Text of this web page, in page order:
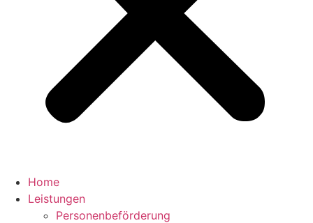
Home
Leistungen
Personenbeförderung